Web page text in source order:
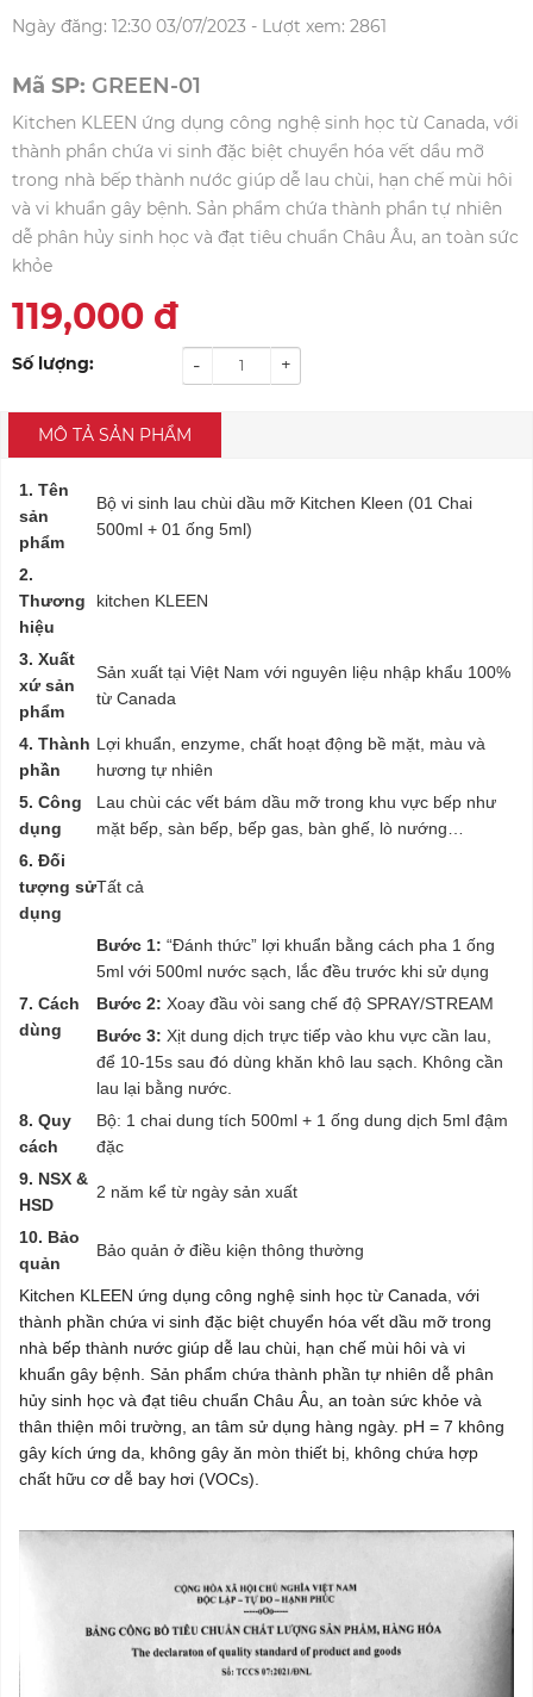
Ngày đăng: 12:30 03/07/2023 - Lượt xem: 2861
Mã SP: GREEN-01
Kitchen KLEEN ứng dụng công nghệ sinh học từ Canada, với
thành phần chứa vi sinh đặc biệt chuyển hóa vết dầu mỡ
trong nhà bếp thành nước giúp dễ lau chùi, hạn chế mùi hôi
và vi khuẩn gây bệnh. Sản phẩm chứa thành phần tự nhiên
dễ phân hủy sinh học và đạt tiêu chuẩn Châu Âu, an toàn sức
khỏe
119,000 đ
Số lượng: +
-
MÔ TẢ SẢN PHẨM
1. Tên
sản
phẩm
Bộ vi sinh lau chùi dầu mỡ Kitchen Kleen (01 Chai
500ml + 01 ống 5ml)
2.
Thương
hiệu
kitchen KLEEN
3. Xuất
xứ sản
phẩm
Sản xuất tại Việt Nam với nguyên liệu nhập khẩu 100%
từ Canada
4. Thành
phần
Lợi khuẩn, enzyme, chất hoạt động bề mặt, màu và
hương tự nhiên
5. Công
dụng
Lau chùi các vết bám dầu mỡ trong khu vực bếp như
mặt bếp, sàn bếp, bếp gas, bàn ghế, lò nướng…
6. Đối
tượng sử
dụng
Tất cả
7. Cách
dùng
Bước 1: “Đánh thức” lợi khuẩn bằng cách pha 1 ống
5ml với 500ml nước sạch, lắc đều trước khi sử dụng
Bước 2: Xoay đầu vòi sang chế độ SPRAY/STREAM
Bước 3: Xịt dung dịch trực tiếp vào khu vực cần lau,
để 10-15s sau đó dùng khăn khô lau sạch. Không cần
lau lại bằng nước.
8. Quy
cách
Bộ: 1 chai dung tích 500ml + 1 ống dung dịch 5ml đậm
đặc
9. NSX &
HSD
2 năm kể từ ngày sản xuất
10. Bảo
quản
Bảo quản ở điều kiện thông thường
Kitchen KLEEN ứng dụng công nghệ sinh học từ Canada, với
thành phần chứa vi sinh đặc biệt chuyển hóa vết dầu mỡ trong
nhà bếp thành nước giúp dễ lau chùi, hạn chế mùi hôi và vi
khuẩn gây bệnh. Sản phẩm chứa thành phần tự nhiên dễ phân
hủy sinh học và đạt tiêu chuẩn Châu Âu, an toàn sức khỏe và
thân thiện môi trường, an tâm sử dụng hàng ngày. pH = 7 không
gây kích ứng da, không gây ăn mòn thiết bị, không chứa hợp
chất hữu cơ dễ bay hơi (VOCs).